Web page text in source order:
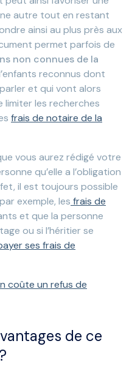
autre tout en restant
ainsi au plus près aux
permet parfois de
non connues de la
reconnus dont
et qui vont alors
limiter les recherches
frais de notaire de la
vous aurez rédigé votre
qu’elle a l’obligation
il est toujours possible
exemple, les frais de
et que la personne
ou si l’héritier se
ses frais de
coûte un refus de
de ce